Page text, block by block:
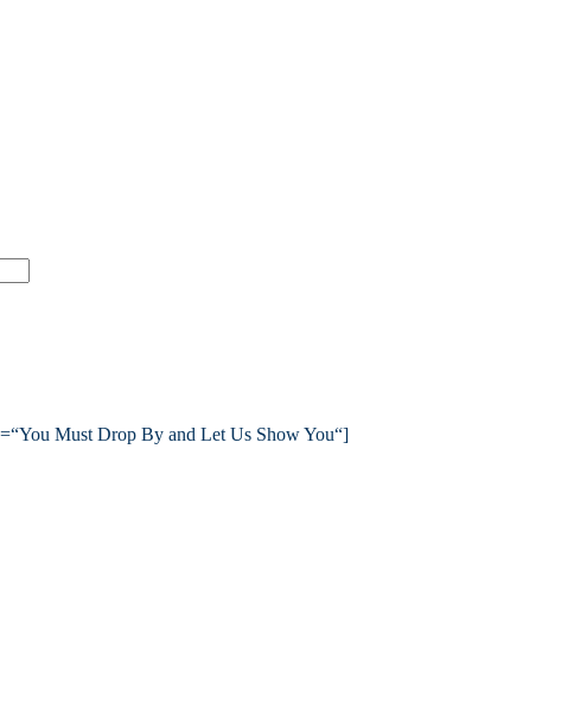
Must Drop By and Let Us Show You“]